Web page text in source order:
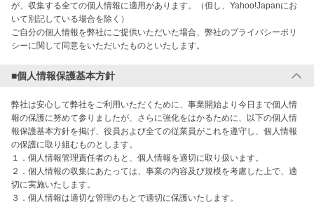
が、収集する全ての個人情報に適用があります。（但し、Yahoo!Japanにお
いて別記している場合を除く）
ご自分の個人情報を弊社にご提供いただいた場合、弊社のプライバシーポリ
シーに関して同意をいただいたものといたします。
■個人情報保護基本方針
弊社は安心して弊社をご利用いただくために、事業開始より今日まで個人情
報の保護に努めて参りましたが、さらに強化をはかるために、以下の個人情
報保護基本方針を掲げ、役員および全ての従業員がこれを遵守し、個人情報
の保護に取り組むものとします。
１．個人情報管理責任者のもと、個人情報を適切に取り扱います。
２．個人情報の収集にあたっては、事業の内容及び規模を考慮した上で、適
切に実施いたします。
３．個人情報は適切な管理のもとで適切に保護いたします。